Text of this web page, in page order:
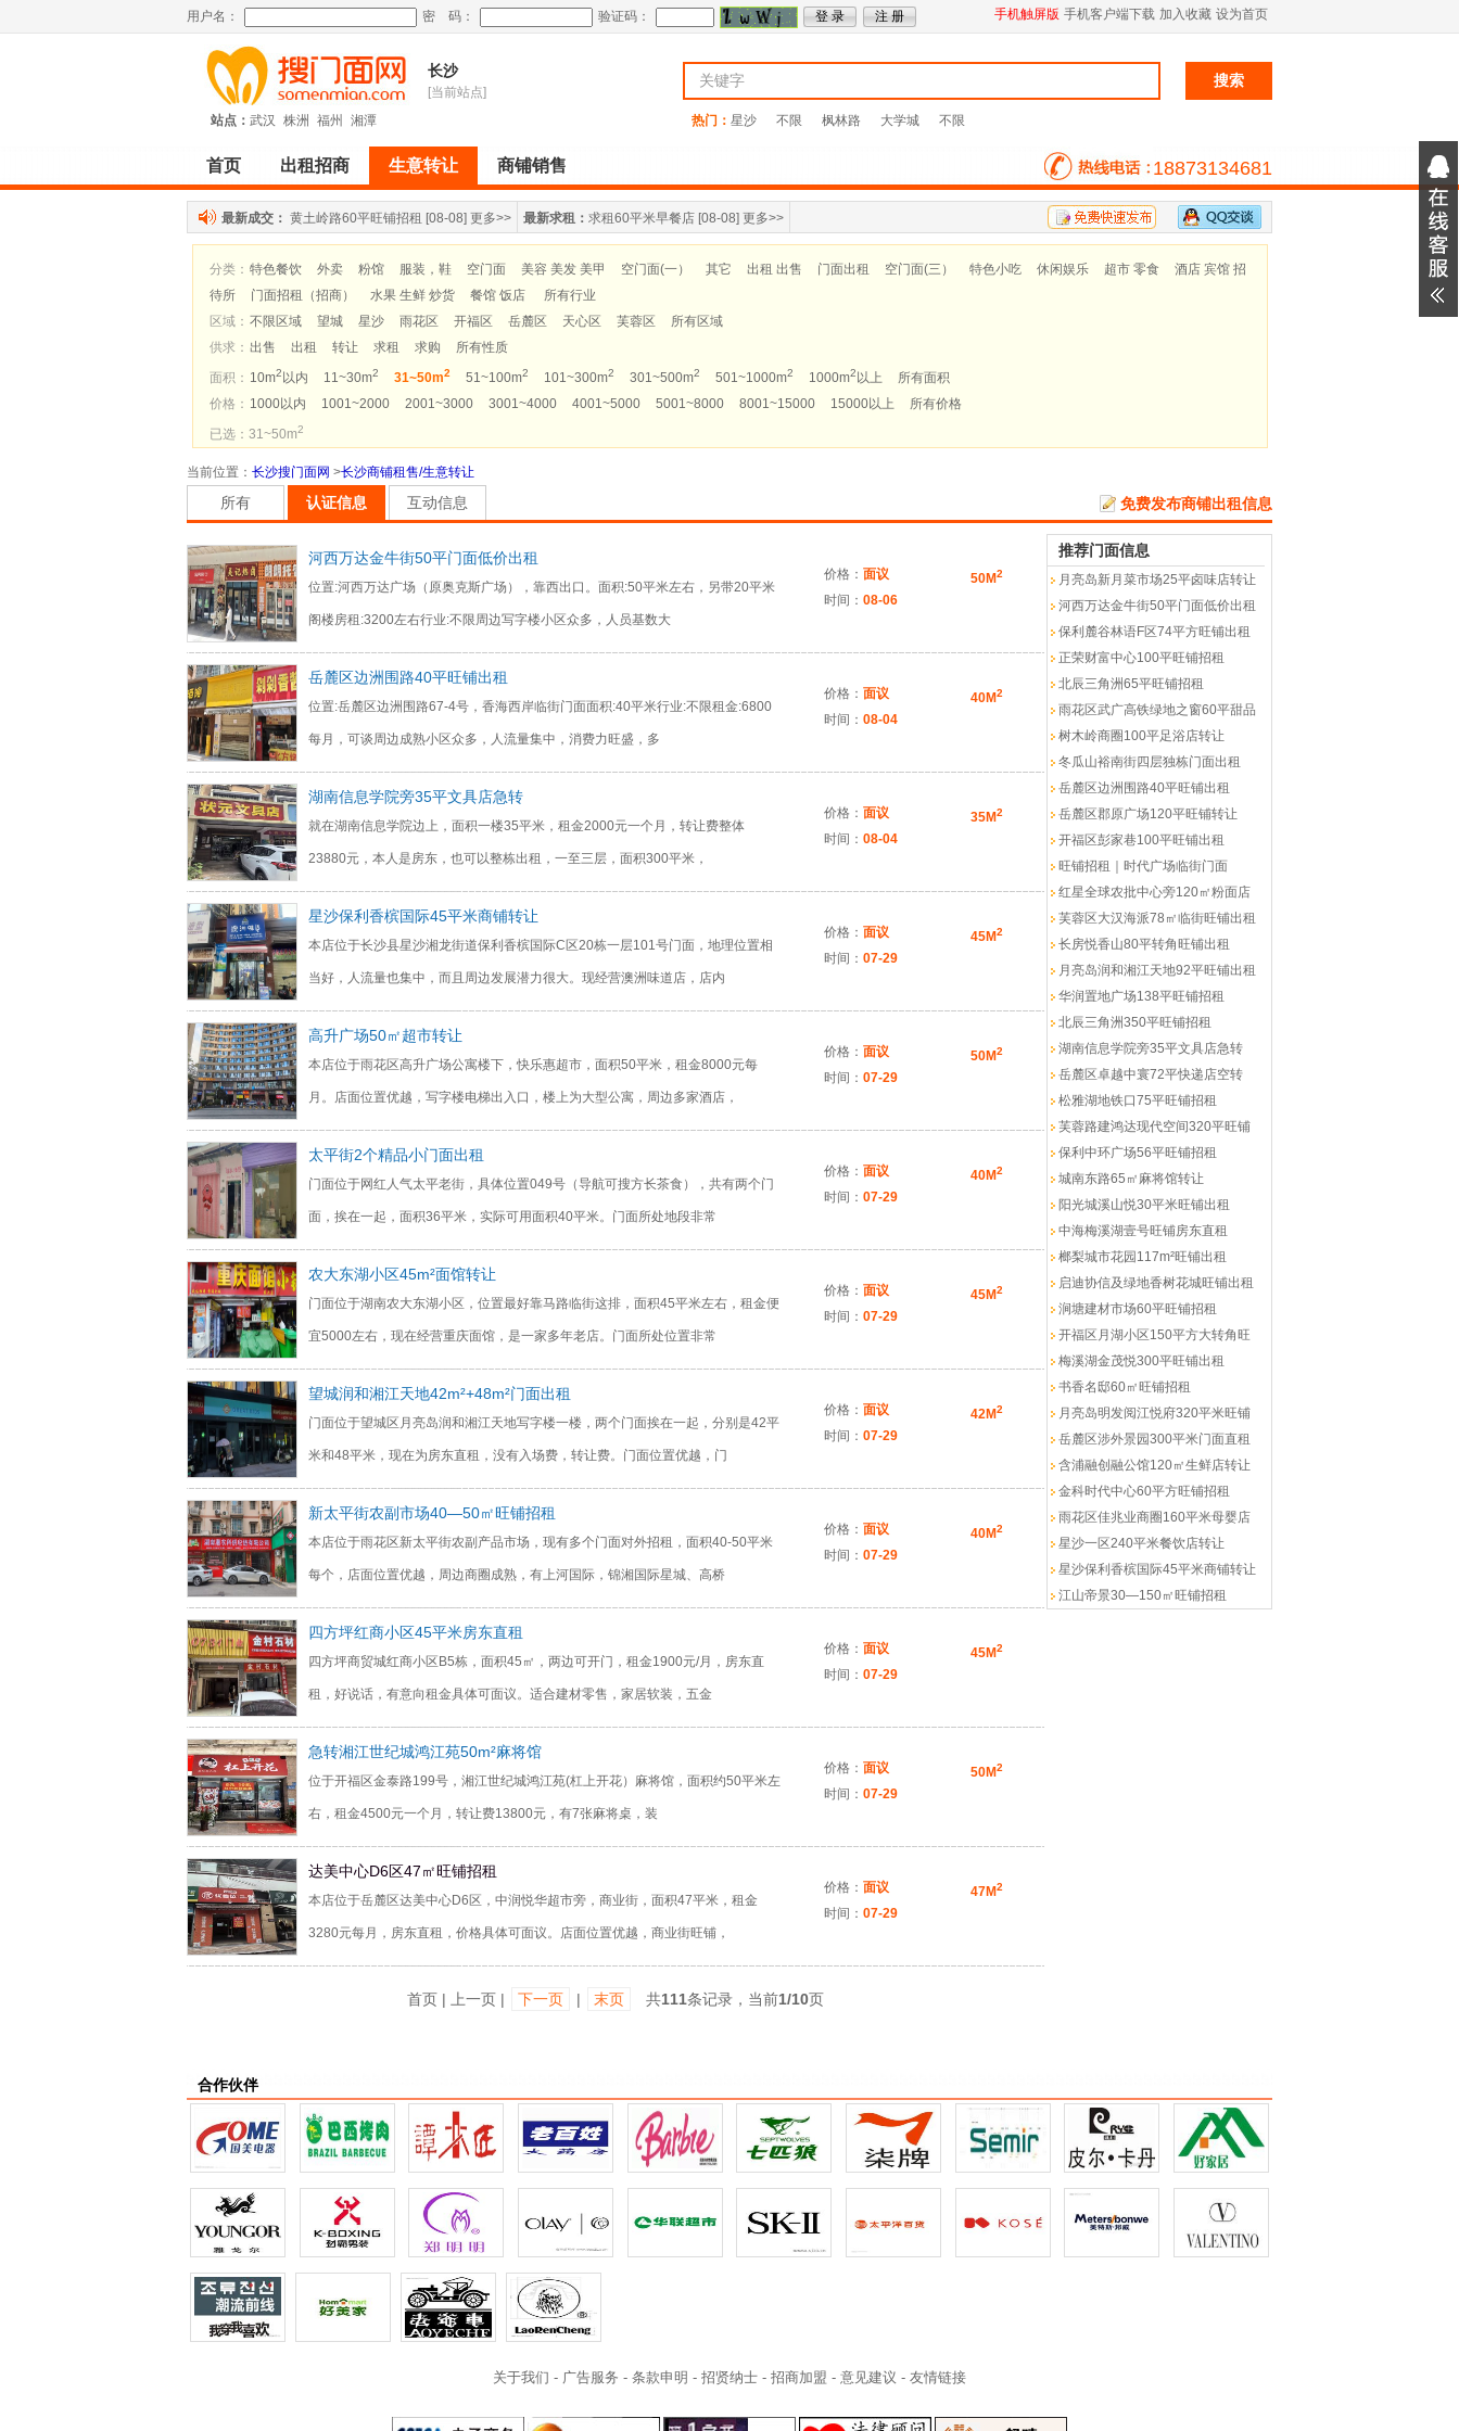
用户名： 密 码： 验证码： 手机触屏版 手机客户端下载 加入收藏 设为首页
长沙
[当前站点]
站点： 武汉 株洲 福州 湘潭 热门： 星沙 不限 枫林路 大学城 不限
首页 出租招商 生意转让 商铺销售 18873134681
最新成交： 黄土岭路60平旺铺招租 [08-08] 更多>> 最新求租： 求租60平米早餐店 [08-08] 更多>>
分类： 特色餐饮 外卖 粉馆 服装，鞋 空门面 美容 美发 美甲 空门面(一） 其它 出租 出售 门面出租 空门面(三） 特色小吃 休闲娱乐 超市 零食
酒店 宾馆 招
待所
门面招租（招商） 水果 生鲜 炒货 餐馆 饭店
所有行业
区域： 不限区域 望城 星沙 雨花区 开福区 岳麓区 天心区 芙蓉区
所有区域
供求： 出售 出租 转让 求租 求购
所有性质
面积： 10m2 以内 11~30m2 31~50m2 51~100m2 101~300m2 301~500m2 501~1000m2 1000m2 以上
所有面积
价格： 1000以内 1001~2000 2001~3000 3001~4000 4001~5000 5001~8000 8001~15000 15000以上
所有价格
已选：31~50m2
当前位置 ： 长沙搜门面网 >长沙商铺租售/生意转让
所有 认证信息 互动信息 免费发布商铺出租信息
河西万达金牛街50平门面低价出租
位置:河西万达广场（原奥克斯广场），靠西出口。面积:50平米左右，另带20平米
阁楼房租:3200左右行业:不限周边写字楼小区众多，人员基数大
价格： 面议
时间： 08-06
50M2
岳麓区边洲围路40平旺铺出租
位置:岳麓区边洲围路67-4号，香海西岸临街门面面积:40平米行业:不限租金:6800
每月，可谈周边成熟小区众多，人流量集中，消费力旺盛，多
价格： 面议
时间： 08-04
40M2
湖南信息学院旁35平文具店急转
就在湖南信息学院边上，面积一楼35平米，租金2000元一个月，转让费整体
23880元，本人是房东，也可以整栋出租，一至三层，面积300平米，
价格： 面议
时间： 08-04
35M2
星沙保利香槟国际45平米商铺转让
本店位于长沙县星沙湘龙街道保利香槟国际C区20栋一层101号门面，地理位置相
当好，人流量也集中，而且周边发展潜力很大。现经营澳洲味道店，店内
价格： 面议
时间： 07-29
45M2
高升广场50㎡超市转让
本店位于雨花区高升广场公寓楼下，快乐惠超市，面积50平米，租金8000元每
月。店面位置优越，写字楼电梯出入口，楼上为大型公寓，周边多家酒店，
价格： 面议
时间： 07-29
50M2
太平街2个精品小门面出租
门面位于网红人气太平老街，具体位置049号（导航可搜方长茶食），共有两个门
面，挨在一起，面积36平米，实际可用面积40平米。门面所处地段非常
价格： 面议
时间： 07-29
40M2
农大东湖小区45m²面馆转让
门面位于湖南农大东湖小区，位置最好靠马路临街这排，面积45平米左右，租金便
宜5000左右，现在经营重庆面馆，是一家多年老店。门面所处位置非常
价格： 面议
时间： 07-29
45M2
望城润和湘江天地42m²+48m²门面出租
门面位于望城区月亮岛润和湘江天地写字楼一楼，两个门面挨在一起，分别是42平
米和48平米，现在为房东直租，没有入场费，转让费。门面位置优越，门
价格： 面议
时间： 07-29
42M2
新太平街农副市场40—50㎡旺铺招租
本店位于雨花区新太平街农副产品市场，现有多个门面对外招租，面积40-50平米
每个，店面位置优越，周边商圈成熟，有上河国际，锦湘国际星城、高桥
价格： 面议
时间： 07-29
40M2
四方坪红商小区45平米房东直租
四方坪商贸城红商小区B5栋，面积45㎡，两边可开门，租金1900元/月，房东直
租，好说话，有意向租金具体可面议。适合建材零售，家居软装，五金
价格： 面议
时间： 07-29
45M2
急转湘江世纪城鸿江苑50m²麻将馆
位于开福区金泰路199号，湘江世纪城鸿江苑(杠上开花）麻将馆，面积约50平米左
右，租金4500元一个月，转让费13800元，有7张麻将桌，装
价格： 面议
时间： 07-29
50M2
达美中心D6区47㎡旺铺招租
本店位于岳麓区达美中心D6区，中润悦华超市旁，商业街，面积47平米，租金
3280元每月，房东直租，价格具体可面议。店面位置优越，商业街旺铺，
价格： 面议
时间： 07-29
47M2
首页 | 上一页 | 下一页 | 末页 共111条记录，当前1/10页
推荐门面信息
月亮岛新月菜市场25平卤味店转让
河西万达金牛街50平门面低价出租
保利麓谷林语F区74平方旺铺出租
正荣财富中心100平旺铺招租
北辰三角洲65平旺铺招租
雨花区武广高铁绿地之窗60平甜品
树木岭商圈100平足浴店转让
冬瓜山裕南街四层独栋门面出租
岳麓区边洲围路40平旺铺出租
岳麓区郡原广场120平旺铺转让
开福区彭家巷100平旺铺出租
旺铺招租｜时代广场临街门面
红星全球农批中心旁120㎡粉面店
芙蓉区大汉海派78㎡临街旺铺出租
长房悦香山80平转角旺铺出租
月亮岛润和湘江天地92平旺铺出租
华润置地广场138平旺铺招租
北辰三角洲350平旺铺招租
湖南信息学院旁35平文具店急转
岳麓区卓越中寰72平快递店空转
松雅湖地铁口75平旺铺招租
芙蓉路建鸿达现代空间320平旺铺
保利中环广场56平旺铺招租
城南东路65㎡麻将馆转让
阳光城溪山悦30平米旺铺出租
中海梅溪湖壹号旺铺房东直租
榔梨城市花园117m²旺铺出租
启迪协信及绿地香树花城旺铺出租
涧塘建材市场60平旺铺招租
开福区月湖小区150平方大转角旺
梅溪湖金茂悦300平旺铺出租
书香名邸60㎡旺铺招租
月亮岛明发阅江悦府320平米旺铺
岳麓区涉外景园300平米门面直租
含浦融创融公馆120㎡生鲜店转让
金科时代中心60平方旺铺招租
雨花区佳兆业商圈160平米母婴店
星沙一区240平米餐饮店转让
星沙保利香槟国际45平米商铺转让
江山帝景30—150㎡旺铺招租
合作伙伴
关于我们 - 广告服务 - 条款申明 - 招贤纳士 - 招商加盟 - 意见建议 - 友情链接